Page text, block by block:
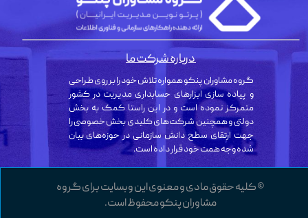
© کلیه حقوق مادی و معنوی این وبسایت برای گروه
مشاوران پنکو محفوظ است.
گروه مشاوران پنکو همواره تلاش خود را بر روی طراحی
و پیاده سازی ابزارهای حسابداری مدیریت در کشور
متمرکز نموده است و در این راستا کمک به بخش
دولتی و همچنین شرکت‌های کلیدی بخش خصوصی را
جهت ارتقای سطح دانش سازمانی در حوزه‌های بیان
شده وجه همت خود قرار داده است.
درباره شرکت ما